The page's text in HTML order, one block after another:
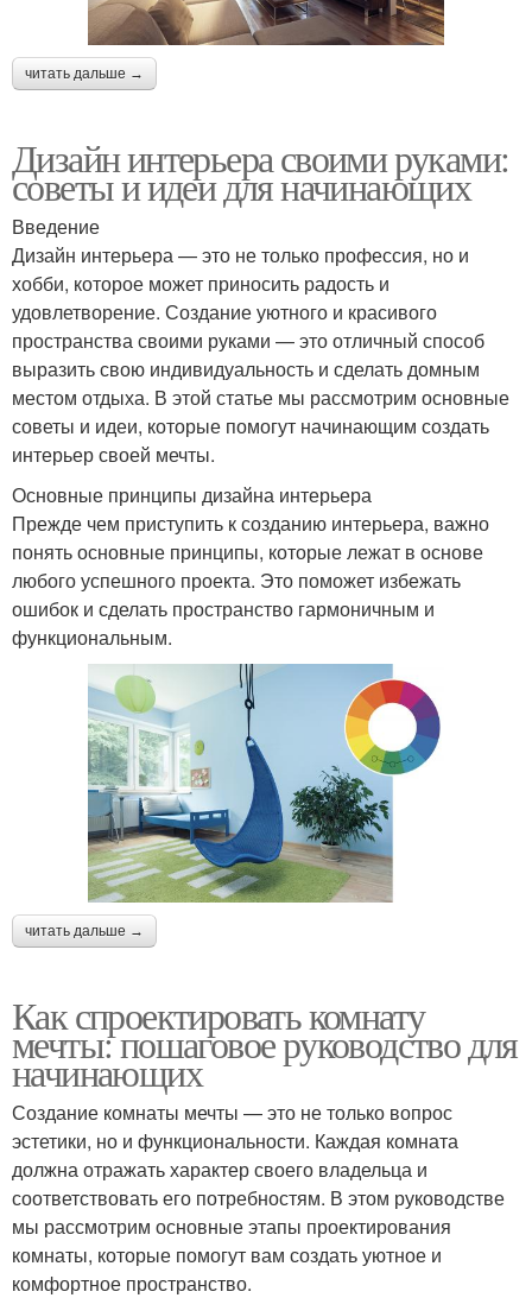
читать дальше →
Дизайн интерьера своими руками:
советы и идеи для начинающих
Введение
Дизайн интерьера — это не только профессия, но и
хобби, которое может приносить радость и
удовлетворение. Создание уютного и красивого
пространства своими руками — это отличный способ
выразить свою индивидуальность и сделать домным
местом отдыха. В этой статье мы рассмотрим основные
советы и идеи, которые помогут начинающим создать
интерьер своей мечты.
Основные принципы дизайна интерьера
Прежде чем приступить к созданию интерьера, важно
понять основные принципы, которые лежат в основе
любого успешного проекта. Это поможет избежать
ошибок и сделать пространство гармоничным и
функциональным.
читать дальше →
Как спроектировать комнату
мечты: пошаговое руководство для
начинающих
Создание комнаты мечты — это не только вопрос
эстетики, но и функциональности. Каждая комната
должна отражать характер своего владельца и
соответствовать его потребностям. В этом руководстве
мы рассмотрим основные этапы проектирования
комнаты, которые помогут вам создать уютное и
комфортное пространство.